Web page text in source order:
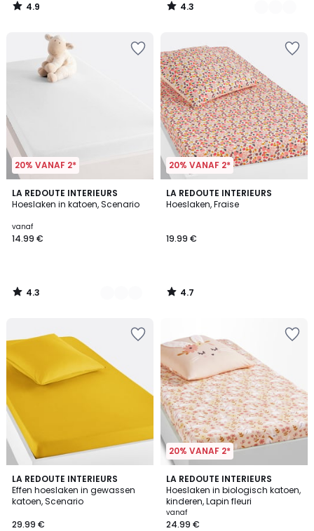
4.9
/
4.3
/
20% VANAF 2*
LA REDOUTE INTERIEURS
Hoeslaken in katoen, Scenario
vanaf
14.99 €
4.3
/ 5
20
Kleuren
4.3
/
20% VANAF 2*
LA REDOUTE INTERIEURS
Hoeslaken, Fraise
19.99 €
4.7
/ 5
4.7
/
LA REDOUTE INTERIEURS
Effen hoeslaken in gewassen
katoen, Scenario
29.99 €
4.7
/ 5
20% VANAF 2*
LA REDOUTE INTERIEURS
Hoeslaken in biologisch katoen,
kinderen, Lapin fleuri
vanaf
24.99 €
4.7
/ 5